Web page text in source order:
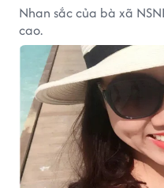
Nhan sắc của bà xã
cao.